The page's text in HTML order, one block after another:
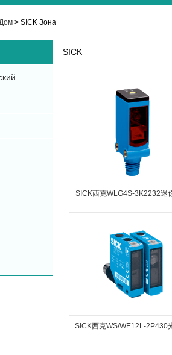
> SICK Зона
SICK
SICK西克WLG4S-3K2232迷
电传感器
SICK西克WS/WE12L-2P430
感器